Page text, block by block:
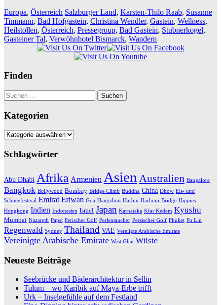
Europa, Österreich Salzburger Land, Karsten-Thilo Raab, Susanne
Timmann, Bad Hofgastein, Christina Wendler, Gastein, Wellness,
Heilstollen, Österreich, Pressegroup, Bad Gastein, Stubnerkogel,
Gasteiner Tal, Verwöhnhotel Bismarck, Wandern
Finden
Suchen
nach:
Kategorien
Kategorien
Schlagwörter
Abu Dhabi Afrika Armenien Asien Australien Bangalore
Bangkok Bollywood Bombay Bridge Climb Buddha China Dhow Eis- und
Schneefestival Emirat Eriwan Goa Hangzhou Harbin Harbour Bridge Hippies
Hongkong Indien Indonesien Israel Japan Karnataka Kfar Kedem Kyushu
Mumbai Nazareth Papst Perischer Golf Perlentaucher Persischer Golf Phuket Po Lin
Regenwald Sydney Thailand VAE Vereiigte Arabische Emirate
Vereinigte Arabische Emirate West Ghat Wüste
Neueste Beiträge
Seebrücke und Bäderarchitektur in Sellin
Tulum – wo Karibik auf Maya-Erbe trifft
Urk – Inselgefühle auf dem Festland